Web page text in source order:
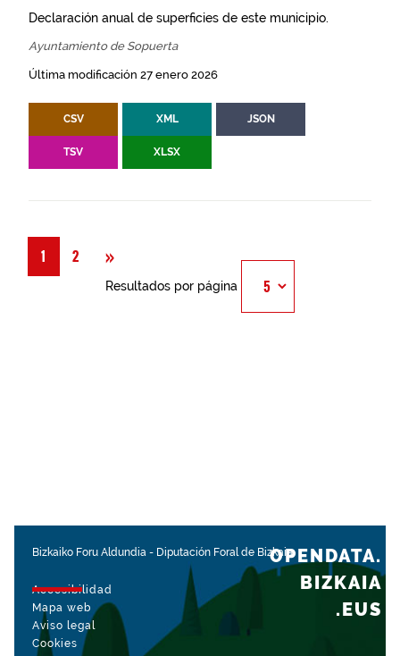
Declaración anual de superficies de este municipio.
Ayuntamiento de Sopuerta
Última modificación 27 enero 2026
CSV XML JSON
TSV XLSX
1 2 »
Resultados por página
Bizkaiko Foru Aldundia - Diputación Foral de Bizkaia
Accesibilidad
Mapa web
Aviso legal
Cookies
OPENDATA.
BIZKAIA
.EUS